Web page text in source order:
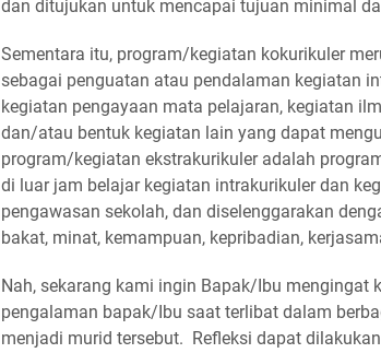
dan ditujukan untuk mencapai tujuan minimal
Sementara itu, program/kegiatan kokurikuler
sebagai penguatan atau pendalaman kegiatan
kegiatan pengayaan mata pelajaran, kegiatan
dan/atau bentuk kegiatan lain yang dapat
program/kegiatan ekstrakurikuler adalah
di luar jam belajar kegiatan intrakurikuler dan
pengawasan sekolah, dan diselenggarakan
bakat, minat, kemampuan, kepribadian,
Nah, sekarang kami ingin Bapak/Ibu mengingat
pengalaman bapak/Ibu saat terlibat dalam
menjadi murid tersebut. Refleksi dapat